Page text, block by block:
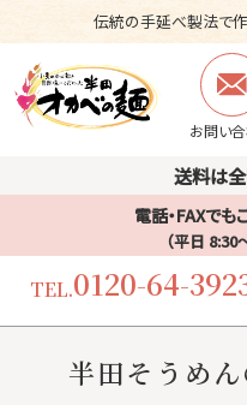
伝統の手延べ製法で作
お問い
送料は
電話・FAXでも
（平日 8:30
TEL.0120-64-
半田そうめ